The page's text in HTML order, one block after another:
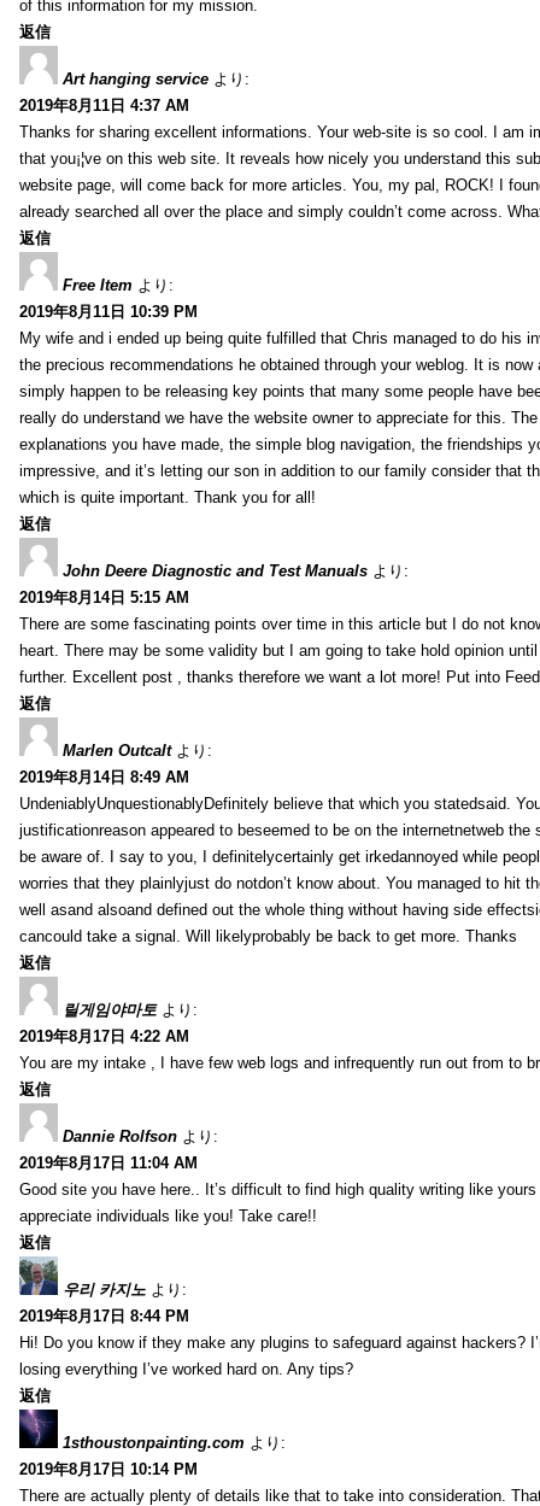
of this information for my mission.
返信
Art hanging service より:
2019年8月11日 4:37 AM
Thanks for sharing excellent informations. Your web-site is so cool. I am
that you¡¦ve on this web site. It reveals how nicely you understand this
website page, will come back for more articles. You, my pal, ROCK! I
already searched all over the place and simply couldn’t come across.
返信
Free Item より:
2019年8月11日 10:39 PM
My wife and i ended up being quite fulfilled that Chris managed to do his
the precious recommendations he obtained through your weblog. It is now
simply happen to be releasing key points that many some people have
really do understand we have the website owner to appreciate for this.
explanations you have made, the simple blog navigation, the friendships
impressive, and it’s letting our son in addition to our family consider that
which is quite important. Thank you for all!
返信
John Deere Diagnostic and Test Manuals より:
2019年8月14日 5:15 AM
There are some fascinating points over time in this article but I do not
heart. There may be some validity but I am going to take hold opinion
further. Excellent post , thanks therefore we want a lot more! Put into
返信
Marlen Outcalt より:
2019年8月14日 8:49 AM
UndeniablyUnquestionablyDefinitely believe that which you statedsaid.
justificationreason appeared to beseemed to be on the internetnetweb
be aware of. I say to you, I definitelycertainly get irkedannoyed while
worries that they plainlyjust do notdon’t know about. You managed to hit
well asand alsoand defined out the whole thing without having side
cancould take a signal. Will likelyprobably be back to get more. Thanks
返信
릴게임야마토 より:
2019年8月17日 4:22 AM
You are my intake , I have few web logs and infrequently run out from to
返信
Dannie Rolfson より:
2019年8月17日 11:04 AM
Good site you have here.. It’s difficult to find high quality writing like
appreciate individuals like you! Take care!!
返信
우리 카지노 より:
2019年8月17日 8:44 PM
Hi! Do you know if they make any plugins to safeguard against hackers?
losing everything I’ve worked hard on. Any tips?
返信
1sthoustonpainting.com より:
2019年8月17日 10:14 PM
There are actually plenty of details like that to take into consideration.